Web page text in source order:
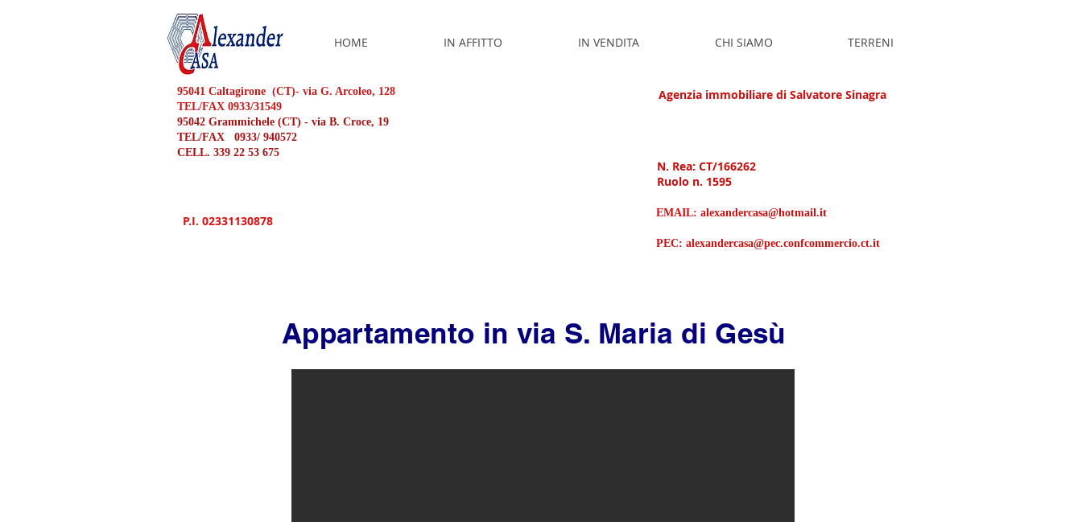
HOME IN AFFITTO IN VENDITA CHI SIAMO TERRENI
95041 Caltagirone (CT)- via G. Arcoleo, 128
TEL/FAX 0933/31549
95042 Grammichele (CT) - via B. Croce, 19
TEL/FAX 0933/ 940572
CELL. 339 22 53 675
Agenzia immobiliare di Salvatore Sinagra
N. Rea: CT/166262
Ruolo n. 1595
P.I. 02331130878
EMAIL: alexandercasa@hotmail.it
PEC: alexandercasa@pec.confcommercio.ct.it
Appartamento in via S. Maria di Gesù